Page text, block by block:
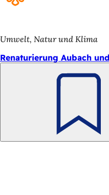
Umwelt, Natur und Klima
Renaturierung Aubach